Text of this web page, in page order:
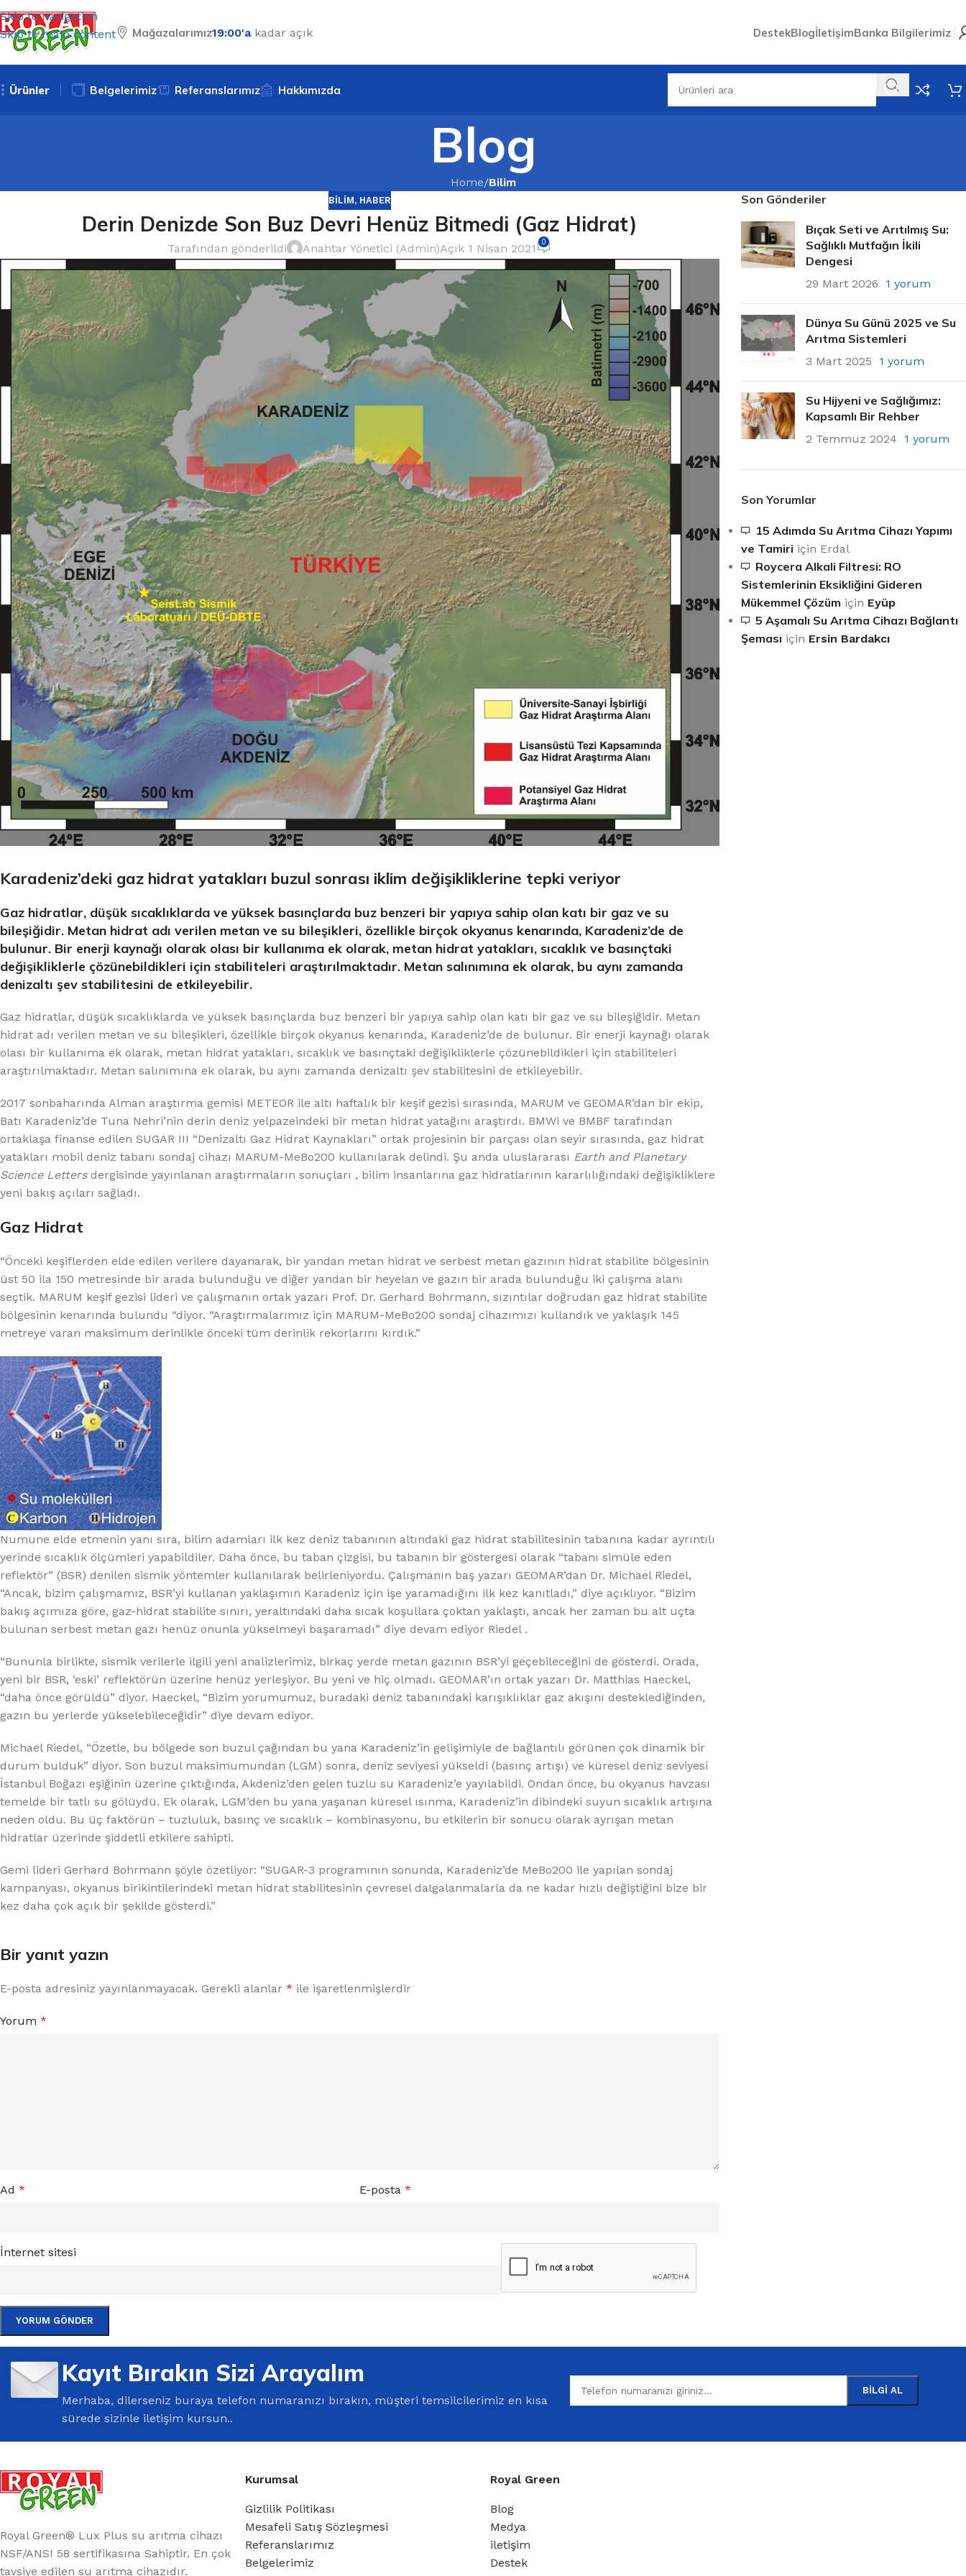
Skip to navigation
Skip to main content
Mağazalarımız19:00'a kadar açık DestekBlogİletişimBanka Bilgilerimiz
Ürünler
Lux Plus Serisi
Ev tipi su arıtma cihazları
%10 INDIRIM
Softlime Serisi
Evtipi su arıtma cihazları
%10 INDIRIM
Picasso Su Arıtma
%10 INDIRIM
Belgelerimiz Referanslarımız Hakkımızda
Blog
Home/Bilim
BILIM, HABER
Derin Denizde Son Buz Devri Henüz Bitmedi (Gaz Hidrat)
Tarafından gönderildi Anahtar Yönetici (Admin)Açık 1 Nisan 2021 0
Karadeniz’deki gaz hidrat yatakları buzul sonrası iklim değişikliklerine tepki veriyor
Gaz hidratlar, düşük sıcaklıklarda ve yüksek basınçlarda buz benzeri bir yapıya sahip olan katı bir gaz ve su
bileşiğidir. Metan hidrat adı verilen metan ve su bileşikleri, özellikle birçok okyanus kenarında, Karadeniz’de de
bulunur. Bir enerji kaynağı olarak olası bir kullanıma ek olarak, metan hidrat yatakları, sıcaklık ve basınçtaki
değişikliklerle çözünebildikleri için stabiliteleri araştırılmaktadır. Metan salınımına ek olarak, bu aynı zamanda
denizaltı şev stabilitesini de etkileyebilir.
Gaz hidratlar, düşük sıcaklıklarda ve yüksek basınçlarda buz benzeri bir yapıya sahip olan katı bir gaz ve su bileşiğidir. Metan
hidrat adı verilen metan ve su bileşikleri, özellikle birçok okyanus kenarında, Karadeniz’de de bulunur. Bir enerji kaynağı olarak
olası bir kullanıma ek olarak, metan hidrat yatakları, sıcaklık ve basınçtaki değişikliklerle çözünebildikleri için stabiliteleri
araştırılmaktadır. Metan salınımına ek olarak, bu aynı zamanda denizaltı şev stabilitesini de etkileyebilir.
2017 sonbaharında Alman araştırma gemisi METEOR ile altı haftalık bir keşif gezisi sırasında, MARUM ve GEOMAR’dan bir ekip,
Batı Karadeniz’de Tuna Nehri’nin derin deniz yelpazeindeki bir metan hidrat yatağını araştırdı. BMWi ve BMBF tarafından
ortaklaşa finanse edilen SUGAR III “Denizaltı Gaz Hidrat Kaynakları” ortak projesinin bir parçası olan seyir sırasında, gaz hidrat
yatakları mobil deniz tabanı sondaj cihazı MARUM-MeBo200 kullanılarak delindi. Şu anda uluslararası Earth and Planetary
Science Lettersdergisinde yayınlanan araştırmaların sonuçları , bilim insanlarına gaz hidratlarının kararlılığındaki değişikliklere
yeni bakış açıları sağladı.
Gaz Hidrat
“Önceki keşiflerden elde edilen verilere dayanarak, bir yandan metan hidrat ve serbest metan gazının hidrat stabilite bölgesinin
üst 50 ila 150 metresinde bir arada bulunduğu ve diğer yandan bir heyelan ve gazın bir arada bulunduğu iki çalışma alanı
seçtik. MARUM keşif gezisi lideri ve çalışmanın ortak yazarı Prof. Dr. Gerhard Bohrmann, sızıntılar doğrudan gaz hidrat stabilite
bölgesinin kenarında bulundu “diyor. “Araştırmalarımız için MARUM-MeBo200 sondaj cihazımızı kullandık ve yaklaşık 145
metreye varan maksimum derinlikle önceki tüm derinlik rekorlarını kırdık.”
Numune elde etmenin yanı sıra, bilim adamları ilk kez deniz tabanının altındaki gaz hidrat stabilitesinin tabanına kadar ayrıntılı
yerinde sıcaklık ölçümleri yapabildiler. Daha önce, bu taban çizgisi, bu tabanın bir göstergesi olarak “tabanı simüle eden
reflektör” (BSR) denilen sismik yöntemler kullanılarak belirleniyordu. Çalışmanın baş yazarı GEOMAR’dan Dr. Michael Riedel,
“Ancak, bizim çalışmamız, BSR’yi kullanan yaklaşımın Karadeniz için işe yaramadığını ilk kez kanıtladı,” diye açıklıyor. “Bizim
bakış açımıza göre, gaz-hidrat stabilite sınırı, yeraltındaki daha sıcak koşullara çoktan yaklaştı, ancak her zaman bu alt uçta
bulunan serbest metan gazı henüz onunla yükselmeyi başaramadı” diye devam ediyor Riedel .
“Bununla birlikte, sismik verilerle ilgili yeni analizlerimiz, birkaç yerde metan gazının BSR’yi geçebileceğini de gösterdi. Orada,
yeni bir BSR, ‘eski’ reflektörün üzerine henüz yerleşiyor. Bu yeni ve hiç olmadı. GEOMAR’ın ortak yazarı Dr. Matthias Haeckel,
“daha önce görüldü” diyor. Haeckel, “Bizim yorumumuz, buradaki deniz tabanındaki karışıklıklar gaz akışını desteklediğinden,
gazın bu yerlerde yükselebileceğidir” diye devam ediyor.
Michael Riedel, “Özetle, bu bölgede son buzul çağından bu yana Karadeniz’in gelişimiyle de bağlantılı görünen çok dinamik bir
durum bulduk” diyor. Son buzul maksimumundan (LGM) sonra, deniz seviyesi yükseldi (basınç artışı) ve küresel deniz seviyesi
İstanbul Boğazı eşiğinin üzerine çıktığında, Akdeniz’den gelen tuzlu su Karadeniz’e yayılabildi. Ondan önce, bu okyanus havzası
temelde bir tatlı su gölüydü. Ek olarak, LGM’den bu yana yaşanan küresel ısınma, Karadeniz’in dibindeki suyun sıcaklık artışına
neden oldu. Bu üç faktörün – tuzluluk, basınç ve sıcaklık – kombinasyonu, bu etkilerin bir sonucu olarak ayrışan metan
hidratlar üzerinde şiddetli etkilere sahipti.
Gemi lideri Gerhard Bohrmann şöyle özetliyor: “SUGAR-3 programının sonunda, Karadeniz’de MeBo200 ile yapılan sondaj
kampanyası, okyanus birikintilerindeki metan hidrat stabilitesinin çevresel dalgalanmalarla da ne kadar hızlı değiştiğini bize bir
kez daha çok açık bir şekilde gösterdi.”
Bir yanıt yazın
E-posta adresiniz yayınlanmayacak. Gerekli alanlar * ile işaretlenmişlerdir
Yorum *
Ad * E-posta*
İnternet sitesi
Son Gönderiler
Bıçak Seti ve Arıtılmış Su:
Sağlıklı Mutfağın İkili
Dengesi
29 Mart 2026 1 yorum
Dünya Su Günü 2025 ve Su
Arıtma Sistemleri
3 Mart 2025 1 yorum
Su Hijyeni ve Sağlığımız:
Kapsamlı Bir Rehber
2 Temmuz 2024 1 yorum
Son Yorumlar
15 Adımda Su Arıtma Cihazı Yapımı
ve Tamiri için Erdal
Roycera Alkali Filtresi: RO
Sistemlerinin Eksikliğini Gideren
Mükemmel Çözüm için Eyüp
5 Aşamalı Su Arıtma Cihazı Bağlantı
Şeması için Ersin Bardakcı
Kayıt Bırakın Sizi Arayalım
Merhaba, dilerseniz buraya telefon numaranızı bırakın, müşteri temsilcilerimiz en kısa
sürede sizinle iletişim kursun..
Royal Green® Lux Plus su arıtma cihazı
NSF/ANSI 58 sertifikasına Sahiptir. En çok
tavsiye edilen su arıtma cihazıdır.
Kurumsal
Gizlilik Politikası
Mesafeli Satış Sözleşmesi
Referanslarımız
Belgelerimiz
Royal Green
Blog
Medya
iletişim
Destek